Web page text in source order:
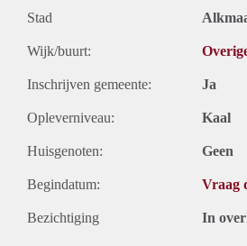
Stad
Wijk/buurt:
Inschrijven gemeente: Ja
Opleverniveau: Kaal
Huisgenoten: Geen
Begindatum: Vraag
Bezichtiging In